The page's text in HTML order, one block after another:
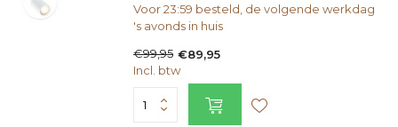
Voor 23:59 besteld, de volgende werkdag
's avonds in huis
€99,95 €89,95
Incl. btw